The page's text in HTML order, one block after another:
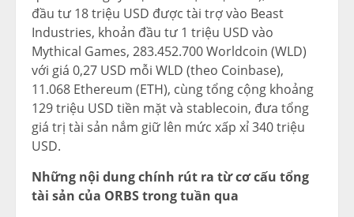
đầu tư 18 triệu USD được tài trợ vào Beast
Industries, khoản đầu tư 1 triệu USD vào
Mythical Games, 283.452.700 Worldcoin (WLD)
với giá 0,27 USD mỗi WLD (theo Coinbase),
11.068 Ethereum (ETH), cùng tổng cộng khoảng
129 triệu USD tiền mặt và stablecoin, đưa tổng
giá trị tài sản nắm giữ lên mức xấp xỉ 340 triệu
USD.
Những nội dung chính rút ra từ cơ cấu tổng
tài sản của ORBS trong tuần qua